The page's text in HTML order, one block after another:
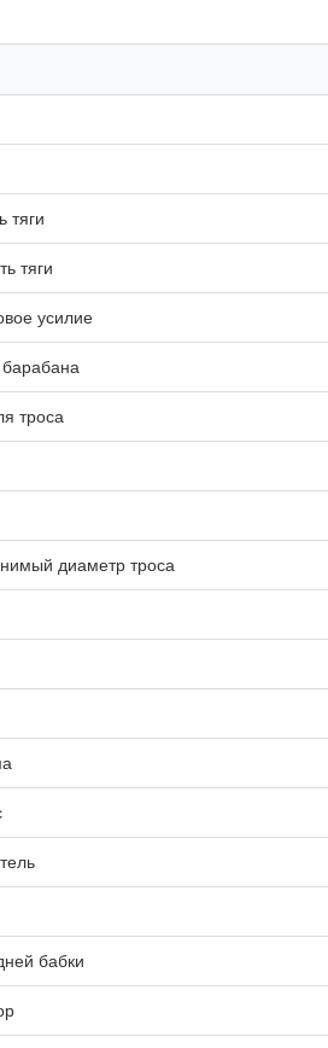
тяги
тяги
усилие
барабана
троса
диаметр троса
бабки